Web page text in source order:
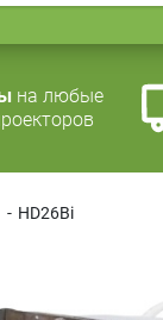
на любые
- HD26Bi